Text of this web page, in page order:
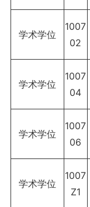
学术学位
1007
02
学术学位
1007
04
学术学位
1007
06
学术学位
1007
Z1